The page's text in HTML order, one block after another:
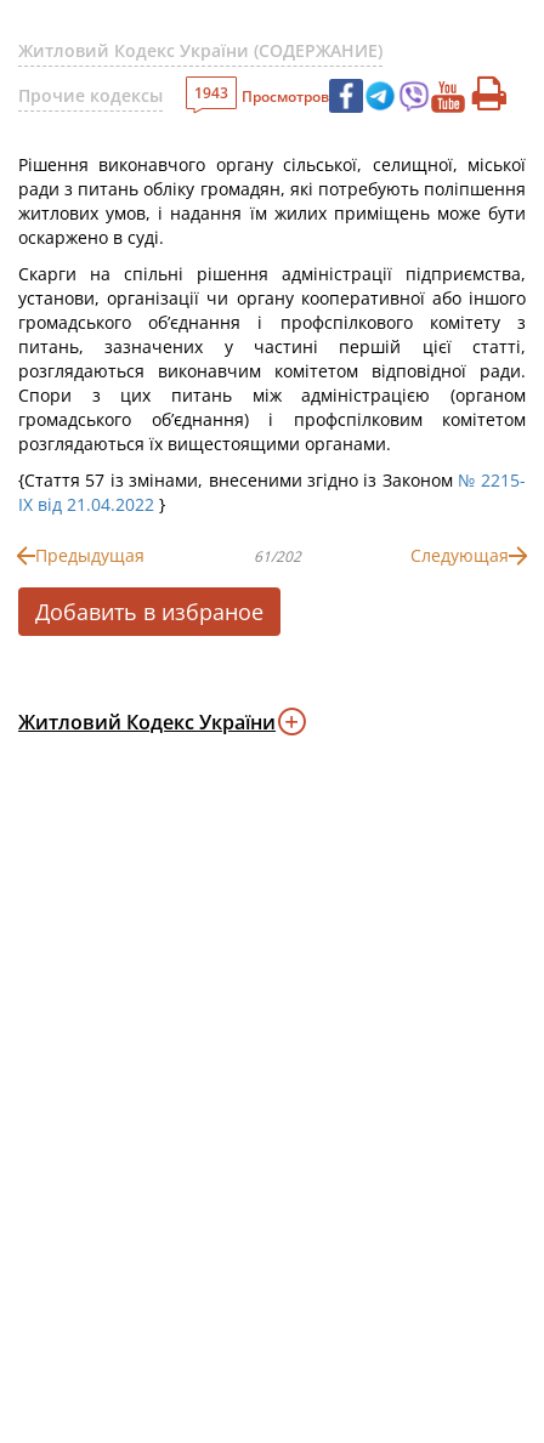
Житловий Кодекс України (СОДЕРЖАНИЕ)
Прочие кодексы
1943 Просмотров
Рішення виконавчого органу сільської, селищної, міської
ради з питань обліку громадян, які потребують поліпшення
житлових умов, і надання їм жилих приміщень може бути
оскаржено в суді.
Скарги на спільні рішення адміністрації підприємства,
установи, організації чи органу кооперативної або іншого
громадського об’єднання і профспілкового комітету з
питань, зазначених у частині першій цієї статті,
розглядаються виконавчим комітетом відповідної ради.
Спори з цих питань між адміністрацією (органом
громадського об’єднання) і профспілковим комітетом
розглядаються їх вищестоящими органами.
{Стаття 57 із змінами, внесеними згідно із Законом № 2215-
IX від 21.04.2022 }
Предыдущая 61/202 Следующая
Добавить в избраное
Житловий Кодекс України